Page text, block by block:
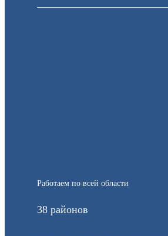
Работаем по всей области
38 районов